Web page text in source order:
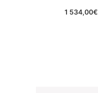
1 534,00€